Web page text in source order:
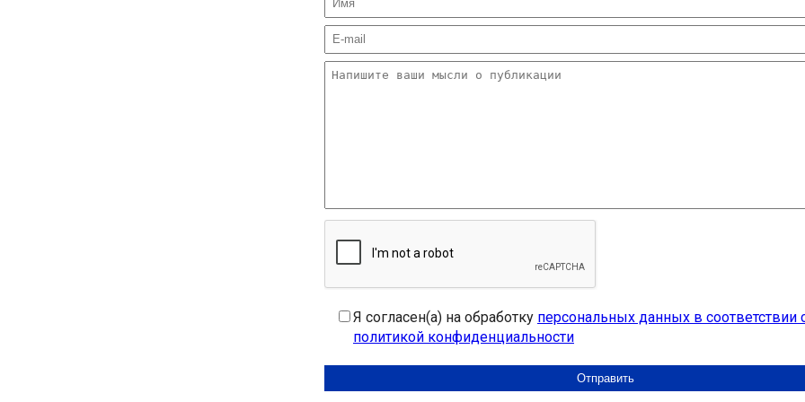
Я согласен(а) на обработку персональных данных в соответствии
политикой конфиденциальности